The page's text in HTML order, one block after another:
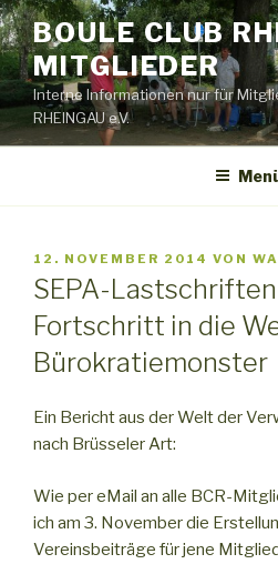
Zum
Inhalt
springen
BOULE CLUB
MITGLIEDER
Interne Informationen nur für
RHEINGAU e.V.
VERÖFFENTLICHT
AM
12. NOVEMBER 2014 VON
SEPA-
Fortschritt in die
Bürokratiemonster
Ein Bericht aus der Welt der
nach Brüsseler Art:
Wie per eMail an alle BCR-
ich am 3. November die
Vereinsbeiträge für jene